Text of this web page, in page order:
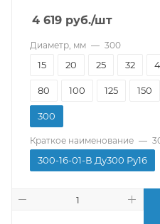
4 619 руб./шт
Диаметр, мм — 300
15 20 25 32
80 100 125 150
300
Краткое наименование —
300-16-01-В Ду300 Ру16